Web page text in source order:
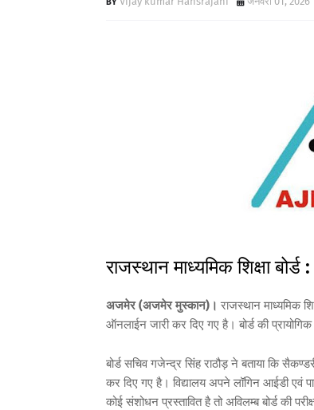
राजस्थान माध्यमिक शिक्षा
अजमेर (अजमेर मुस्कान)। राजस्थान माध्यमिक
ऑनलाईन जारी कर दिए गए है। बोर्ड की
बोर्ड सचिव गजेन्द्र सिंह राठौड़ ने बताया कि
कर दिए गए है। विद्यालय अपने लॉगिन आईडी एवं
कोई संशोधन प्रस्तावित है तो अविलम्ब बोर्ड की